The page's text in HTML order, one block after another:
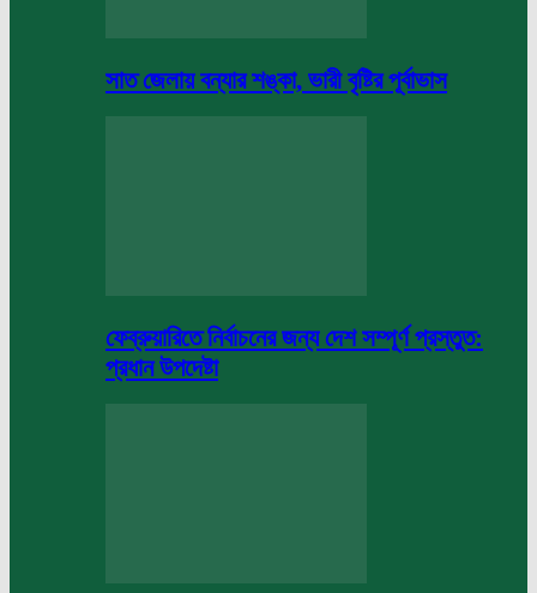
সাত জেলায় বন্যার শঙ্কা, ভারী বৃষ্টির পূর্বাভাস
ফেব্রুয়ারিতে নির্বাচনের জন্য দেশ সম্পূর্ণ প্রস্তুত:
প্রধান উপদেষ্টা